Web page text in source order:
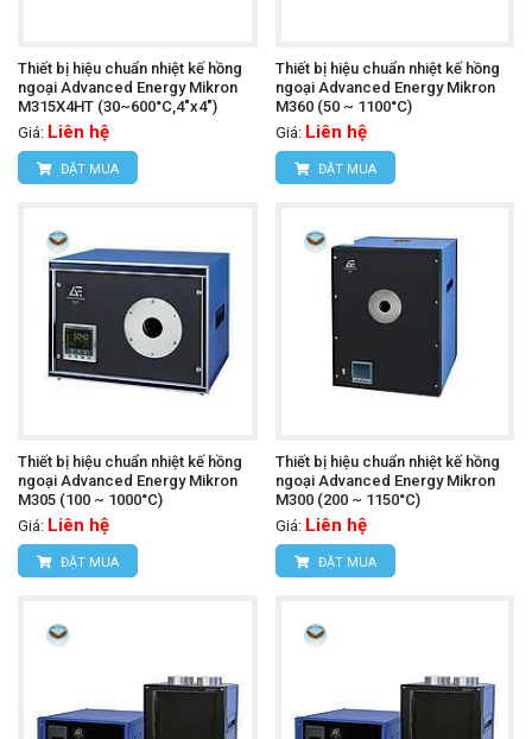
Thiết bị hiệu chuẩn nhiệt kế hồng
ngoại Advanced Energy Mikron
M315X4HT (30~600°C,4"x4")
Giá: Liên hệ
ĐẶT MUA
Thiết bị hiệu chuẩn nhiệt kế hồng
ngoại Advanced Energy Mikron
M360 (50 ~ 1100°C)
Giá: Liên hệ
ĐẶT MUA
Thiết bị hiệu chuẩn nhiệt kế hồng
ngoại Advanced Energy Mikron
M305 (100 ~ 1000°C)
Giá: Liên hệ
ĐẶT MUA
Thiết bị hiệu chuẩn nhiệt kế hồng
ngoại Advanced Energy Mikron
M300 (200 ~ 1150°C)
Giá: Liên hệ
ĐẶT MUA